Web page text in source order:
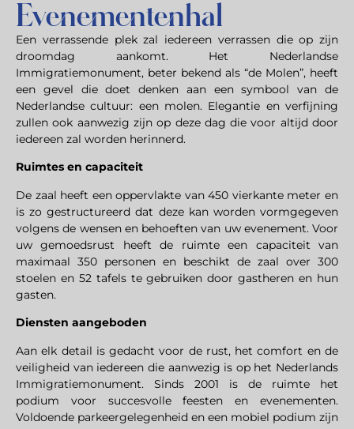
Evenementenhal
Een verrassende plek zal iedereen verrassen die op zijn
droomdag aankomt. Het Nederlandse
Immigratiemonument, beter bekend als “de Molen”, heeft
een gevel die doet denken aan een symbool van de
Nederlandse cultuur: een molen. Elegantie en verfijning
zullen ook aanwezig zijn op deze dag die voor altijd door
iedereen zal worden herinnerd.
Ruimtes en capaciteit
De zaal heeft een oppervlakte van 450 vierkante meter en
is zo gestructureerd dat deze kan worden vormgegeven
volgens de wensen en behoeften van uw evenement. Voor
uw gemoedsrust heeft de ruimte een capaciteit van
maximaal 350 personen en beschikt de zaal over 300
stoelen en 52 tafels te gebruiken door gastheren en hun
gasten.
Diensten aangeboden
Aan elk detail is gedacht voor de rust, het comfort en de
veiligheid van iedereen die aanwezig is op het Nederlands
Immigratiemonument. Sinds 2001 is de ruimte het
podium voor succesvolle feesten en evenementen.
Voldoende parkeergelegenheid en een mobiel podium zijn